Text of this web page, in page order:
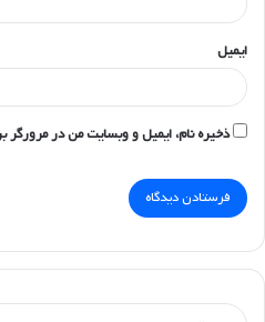
ایمیل
ذخیره نام، ایمیل و وبسایت من در مرورگر